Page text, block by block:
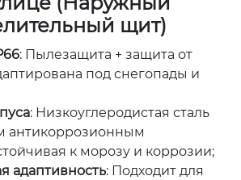
щит)
: Пылезащита + защита от
под снегопады и
: Низкоуглеродистая сталь
антикоррозионным
к морозу и коррозии;
адаптивность: Подходит для